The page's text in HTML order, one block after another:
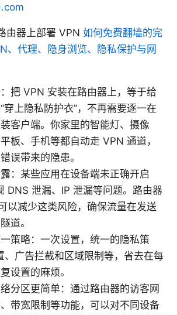
由器上部署 VPN 如何免费翻墙的完
、代理、隐身浏览、隐私保护与网
把 VPN 安装在路由器上，等于给
穿上隐私防护衣”，不再需要逐一在
客户端。你家里的智能灯、摄像
板、手机等都自动走 VPN 通道，
误带来的隐患。
：某些应用在设备端未正确开启
DNS 泄漏、IP 泄漏等问题。路由器
以减少这类风险，确保流量在发送
道。
策略：一次设置，统一的隐私策
、广告拦截和区域限制等，省去在每
设置的麻烦。
分区更简单：通过路由器的访客网
带宽限制等功能，可以对不同设备